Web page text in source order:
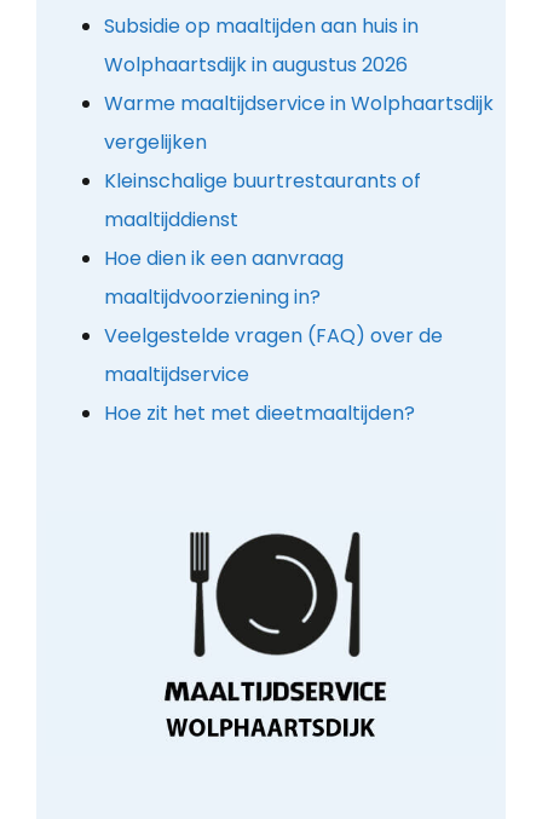
Subsidie op maaltijden aan huis in
Wolphaartsdijk in augustus 2026
Warme maaltijdservice in Wolphaartsdijk
vergelijken
Kleinschalige buurtrestaurants of
maaltijddienst
Hoe dien ik een aanvraag
maaltijdvoorziening in?
Veelgestelde vragen (FAQ) over de
maaltijdservice
Hoe zit het met dieetmaaltijden?